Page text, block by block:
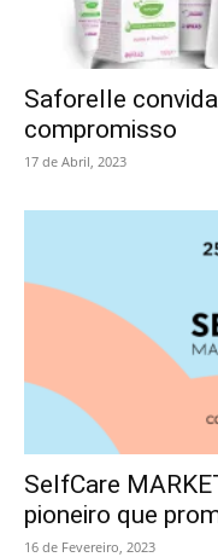
Saforelle
compromisso
17 de Abril, 2023
SelfCare
pioneiro que
16 de Fevereiro, 2023